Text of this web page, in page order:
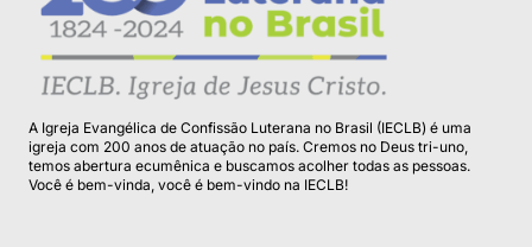
A Igreja Evangélica de Confissão Luterana no Brasil (IECLB) é uma
igreja com 200 anos de atuação no país. Cremos no Deus tri-uno,
temos abertura ecumênica e buscamos acolher todas as pessoas.
Você é bem-vinda, você é bem-vindo na IECLB!